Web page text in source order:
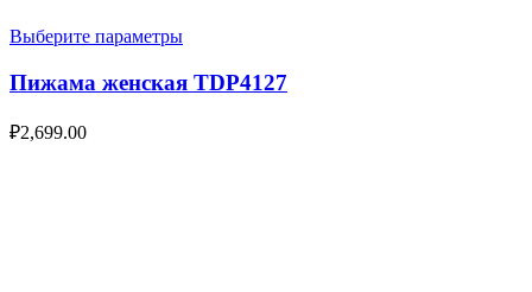
Выберите параметры
Пижама женская TDP4127
₽2,699.00